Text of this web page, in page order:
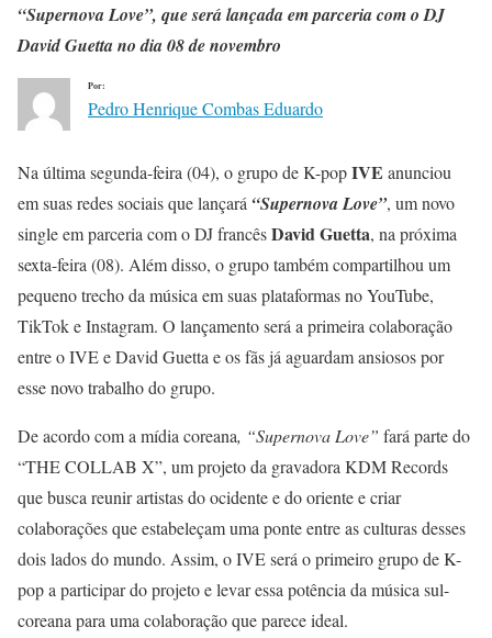
“Supernova Love”, que será lançada em parceria com o DJ
David Guetta no dia 08de novembro
Por:
Pedro Henrique Combas Eduardo
Na última segunda-feira (04), o grupo de K-popIVE anunciou
em suas redes sociais que lançará “Supernova Love”, um novo
single em parceria com o DJ francêsDavid Guetta, na próxima
sexta-feira (08). Além disso, o grupo também compartilhou um
pequeno trecho da música em suas plataformas no YouTube,
TikTok e Instagram. O lançamento será a primeira colaboração
entre o IVE e David Guetta e os fãs já aguardam ansiosos por
esse novo trabalho do grupo.
De acordo com a mídia coreana, “Supernova Love” fará parte do
“THE COLLAB X”, um projeto da gravadora KDM Records
que busca reunir artistas do ocidente e do oriente e criar
colaborações que estabeleçam uma ponte entre as culturas desses
dois lados do mundo. Assim, o IVE será o primeiro grupo de K-
pop a participar do projeto e levar essa potência da música sul-
coreana para uma colaboração que parece ideal.